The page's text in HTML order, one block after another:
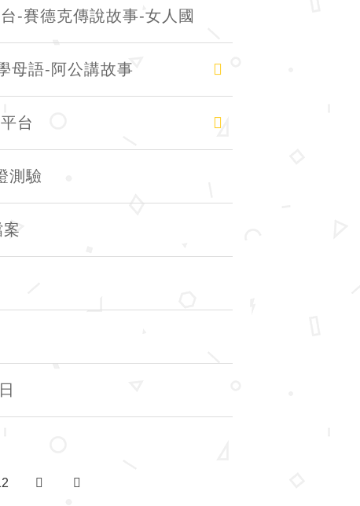
-賽德克傳說故事-女人國
母語-阿公講故事
台
測驗
案